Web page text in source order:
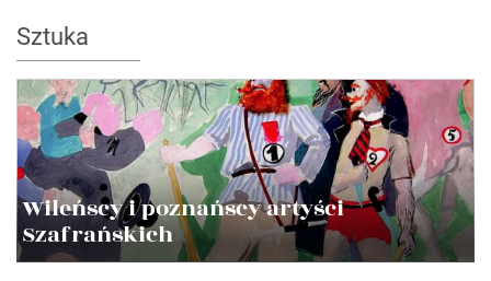
Sztuka
Wileńscy i poznańscy artyści
Szafrańskich